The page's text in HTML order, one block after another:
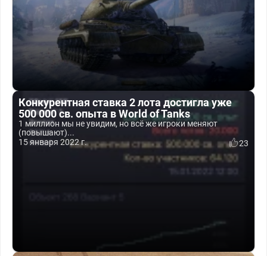
Конкурентная ставка 2 лота достигла уже
500 000 св. опыта в World of Tanks
1 миллион мы не увидим, но всё же игроки меняют
(повышают)...
15 января 2022 г.
23